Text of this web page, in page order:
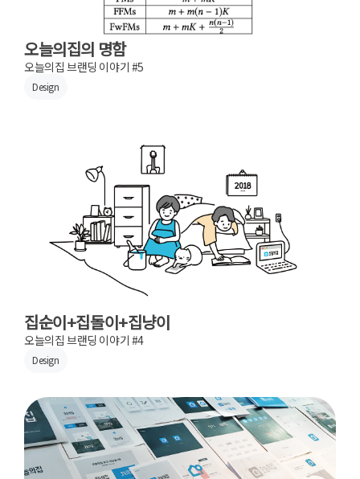
오늘의집의 명함
오늘의집 브랜딩 이야기 #5
Design
집순이+집돌이+집냥이
오늘의집 브랜딩 이야기 #4
Design